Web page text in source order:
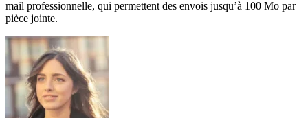
mail professionnelle, qui permettent des envois jusqu’à 100 Mo par
pièce jointe.